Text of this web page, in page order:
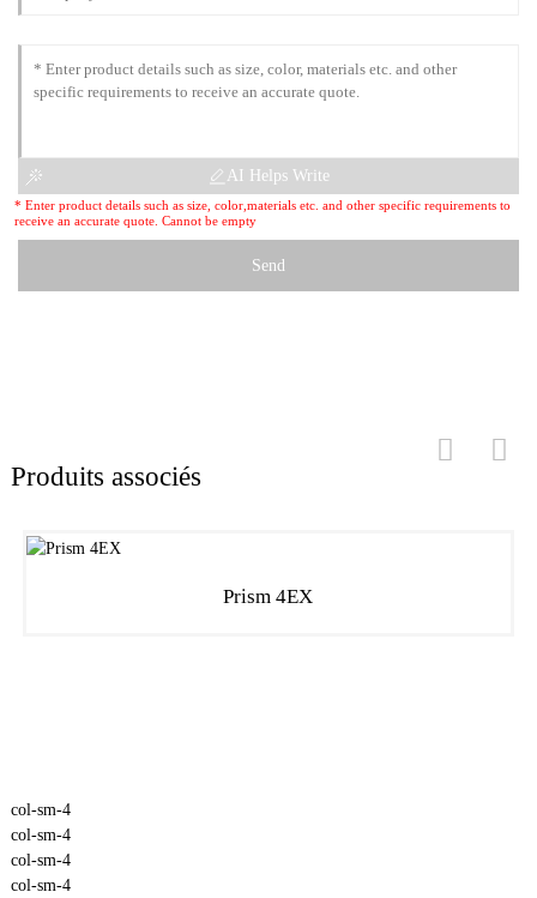
* Enter product details such as size, color,materials etc. and other specific requirements to
receive an accurate quote. Cannot be empty
AI Helps Write
Send
Produits associés
Prism 4EX
col-sm-4
col-sm-4
col-sm-4
col-sm-4